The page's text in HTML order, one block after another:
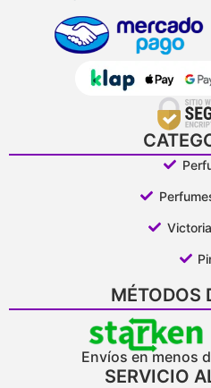
MÉTODOS
Envíos en menos
SERVICIO